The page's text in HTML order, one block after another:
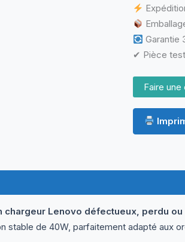
40W
Garantie
✔ Pièce
Faire
chargeur Lenovo défectueux, perdu
stable de 40W, parfaitement adapté aux